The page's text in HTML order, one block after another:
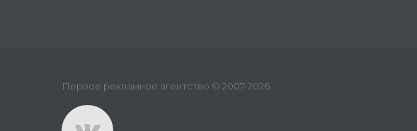
Первое рекламное агентство © 2007-2026